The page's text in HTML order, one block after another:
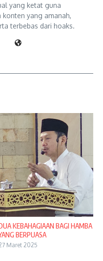
yang ketat guna
konten yang amanah,
terbebas dari hoaks.
KEBAHAGIAAN BAGI HAMBA
BERPUASA
Maret 2025